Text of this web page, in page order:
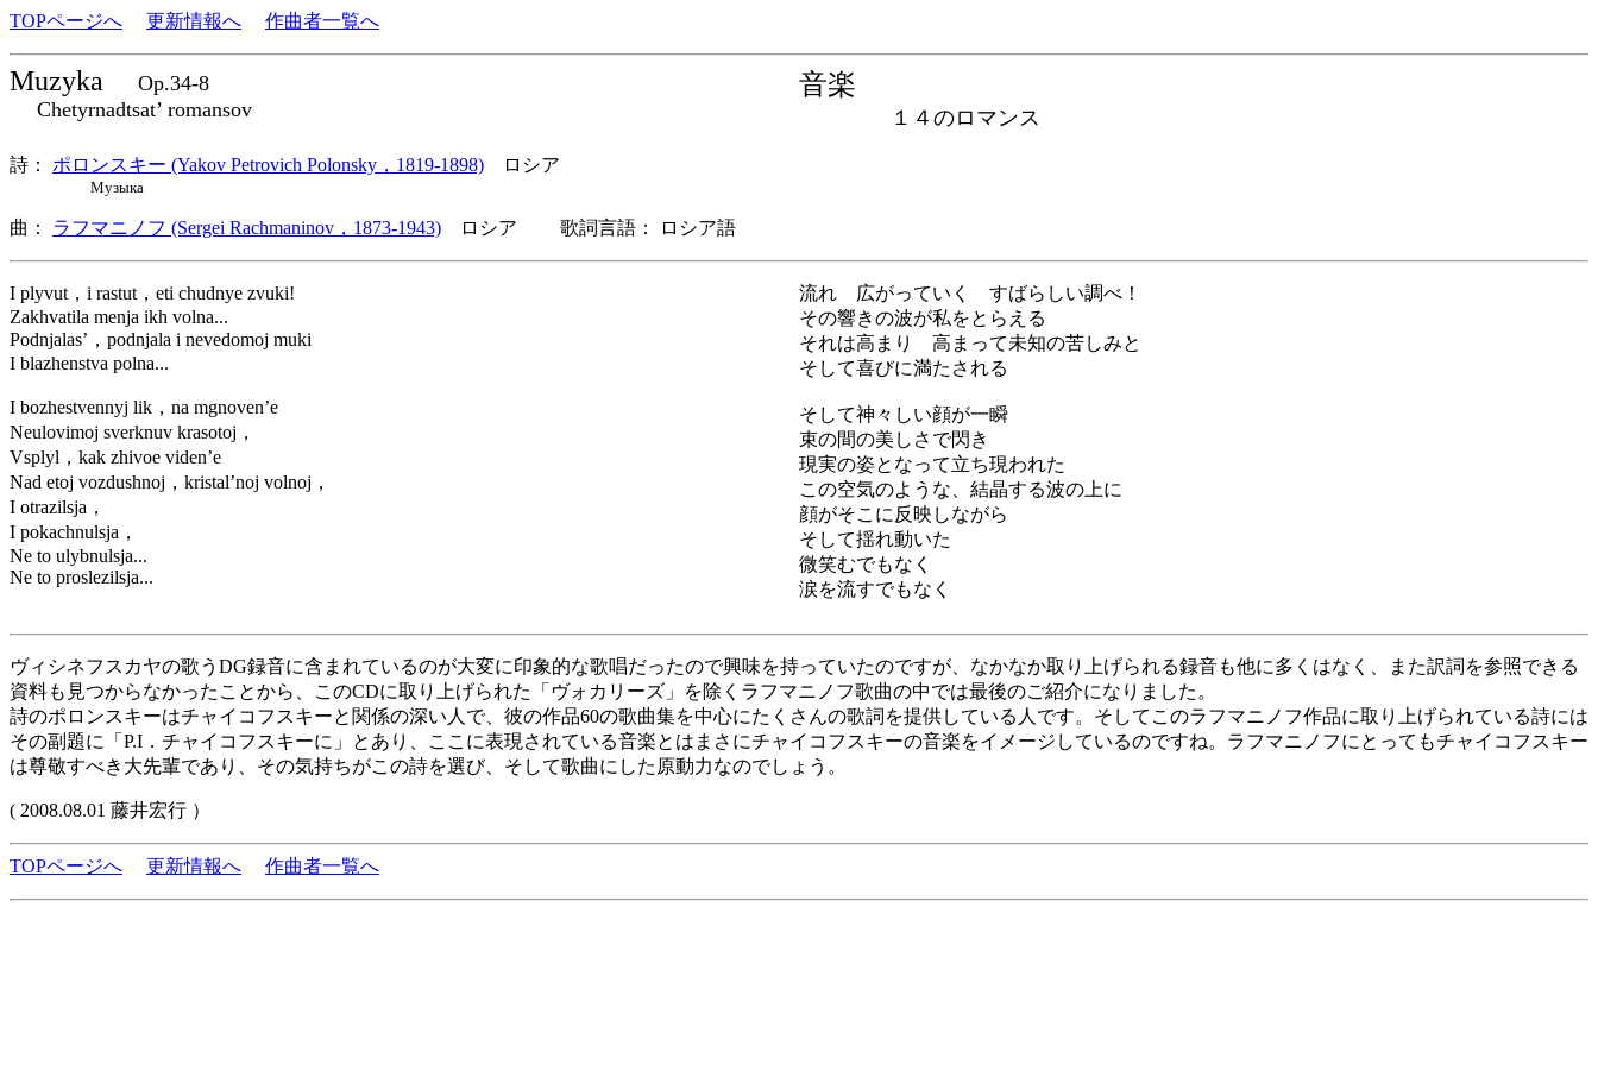
TOPページへ 更新情報へ 作曲者一覧へ
Muzyka
Op.34-8
Chetyrnadtsat’ romansov
音楽
１４のロマンス
詩： ポロンスキー (Yakov Petrovich Polonsky，1819-1898) ロシア
Музыка
曲： ラフマニノフ (Sergei Rachmaninov，1873-1943) ロシア 歌詞言語： ロシア語
I plyvut，i rastut，eti chudnye zvuki!
Zakhvatila menja ikh volna...
Podnjalas’，podnjala i nevedomoj muki
I blazhenstva polna...
I bozhestvennyj lik，na mgnoven’e
Neulovimoj sverknuv krasotoj，
Vsplyl，kak zhivoe viden’e
Nad etoj vozdushnoj，kristal’noj volnoj，
I otrazilsja，
I pokachnulsja，
Ne to ulybnulsja...
Ne to proslezilsja...
流れ 広がっていく すばらしい調べ！
その響きの波が私をとらえる
それは高まり 高まって未知の苦しみと
そして喜びに満たされる
そして神々しい顔が一瞬
束の間の美しさで閃き
現実の姿となって立ち現われた
この空気のような、結晶する波の上に
顔がそこに反映しながら
そして揺れ動いた
微笑むでもなく
涙を流すでもなく
ヴィシネフスカヤの歌うDG録音に含まれているのが大変に印象的な歌唱だったので興味を持っていたのですが、なかなか取り上げられる録音も他に多くはなく、また訳詞を参照できる
資料も見つからなかったことから、このCDに取り上げられた「ヴォカリーズ」を除くラフマニノフ歌曲の中では最後のご紹介になりました。
詩のポロンスキーはチャイコフスキーと関係の深い人で、彼の作品60の歌曲集を中心にたくさんの歌詞を提供している人です。そしてこのラフマニノフ作品に取り上げられている詩には
その副題に「P.I．チャイコフスキーに」とあり、ここに表現されている音楽とはまさにチャイコフスキーの音楽をイメージしているのですね。ラフマニノフにとってもチャイコフスキー
は尊敬すべき大先輩であり、その気持ちがこの詩を選び、そして歌曲にした原動力なのでしょう。
( 2008.08.01 藤井宏行 ）
TOPページへ 更新情報へ 作曲者一覧へ